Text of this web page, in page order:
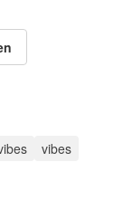
vibes